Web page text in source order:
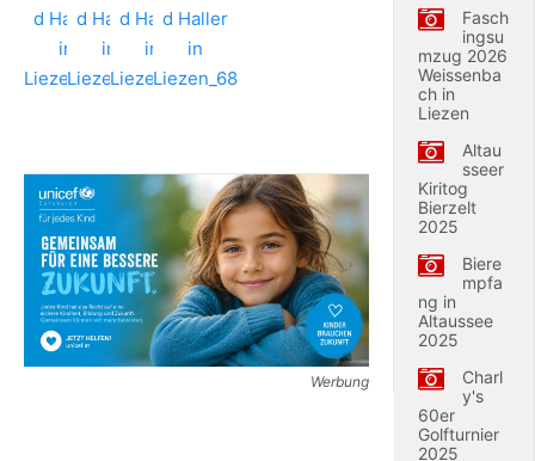
Werbung
Fasch
ingsu
mzug 2026
Weissenba
ch in
Liezen
Altau
sseer
Kiritog
Bierzelt
2025
Biere
mpfa
ng in
Altaussee
2025
Charl
y's
60er
Golfturnier
2025